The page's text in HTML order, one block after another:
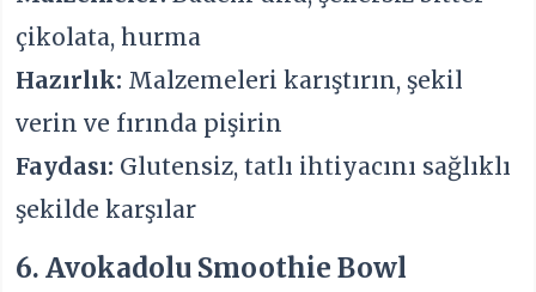
çikolata, hurma
Hazırlık: Malzemeleri karıştırın, şekil
verin ve fırında pişirin
Faydası: Glutensiz, tatlı ihtiyacını sağlıklı
şekilde karşılar
6. Avokadolu Smoothie Bowl